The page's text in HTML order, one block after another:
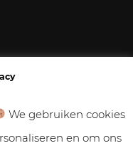
We gebruiken cookies
en om ons